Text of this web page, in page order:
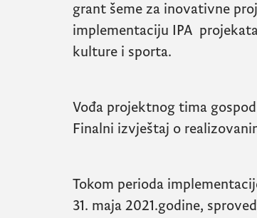
grant šeme za inovativne
implementaciju IPA
kulture i sporta.
Vođa projektnog tima
Finalni izvještaj o
Tokom perioda
31. maja 2021.godine,